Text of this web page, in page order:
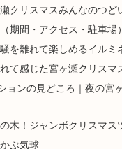
クリスマスみんなのつど
期間・アクセス・駐車場）
を離れて楽しめるイルミ
て感じた宮ヶ瀬クリスマ
ョンの見どころ｜夜の宮
木！ジャンボクリスマス
ぶ気球